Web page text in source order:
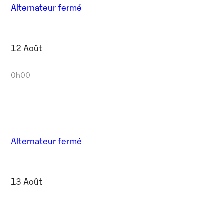
Alternateur fermé
12 Août
0h00
Alternateur fermé
13 Août